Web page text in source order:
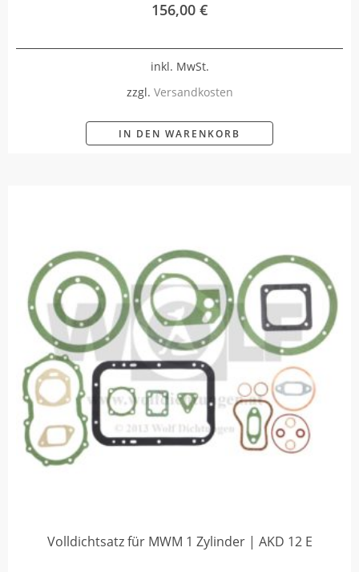
156,00 €
inkl. MwSt.
zzgl. Versandkosten
IN DEN WARENKORB
Volldichtsatz für MWM 1 Zylinder | AKD 12 E